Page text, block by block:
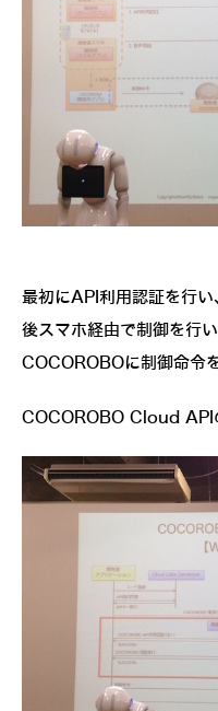
最初にAPI利用認証を行
後スマホ経由で制御を行
COCOROBOに制御命令
COCOROBO Cloud API